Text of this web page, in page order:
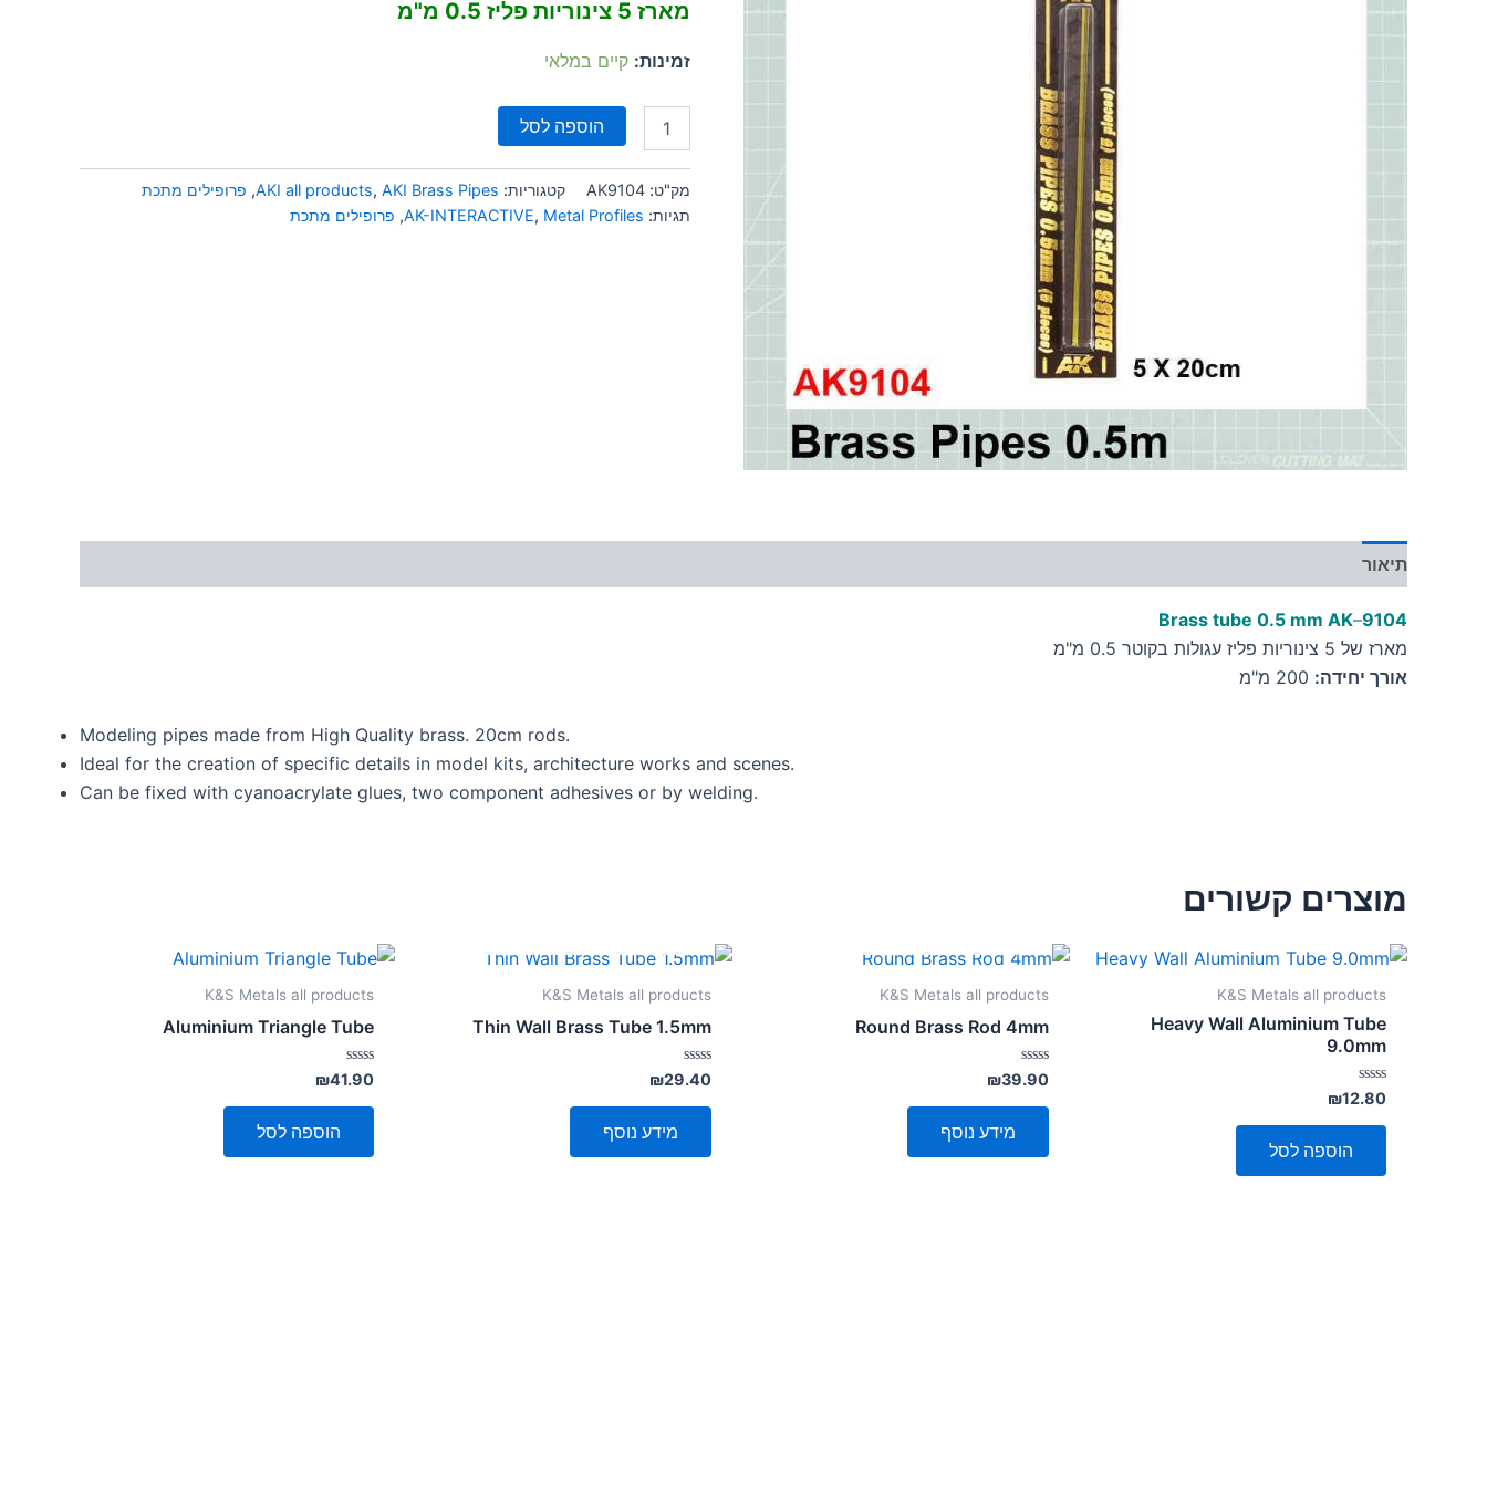
מארז 5 צינוריות פליז 0.5 מ"מ
זמינות: קיים במלאי
הוספה לסל
מק"ט: AK9104 קטגוריות: AKI all products, AKI Brass Pipes
, פרופילים מתכת
תגיות:
AK-INTERACTIVE, Metal Profiles
, פרופילים מתכת
תיאור
Brass tube 0.5 mm AK–9104
מארז של 5 צינוריות פליז עגולות בקוטר 0.5 מ"מ
אורך יחידה:
Modeling pipes made from High Quality brass. 20cm rods.
Ideal for the creation of specific details in model kits, architecture works and scenes.
Can be fixed with cyanoacrylate glues, two component adhesives or by welding.
מוצרים קשורים
K&S Metals all products
Heavy Wall Aluminium Tube
9.0mm
דורג
0
מתוך
₪12.80
הוספה לסל
K&S Metals all products
Round Brass Rod 4mm
דורג
0
מתוך
₪39.90
מידע נוסף
K&S Metals all products
Thin Wall Brass Tube 1.5mm
דורג
0
מתוך
₪29.40
מידע נוסף
K&S Metals all products
Aluminium Triangle Tube
דורג
0
מתוך
₪41.90
הוספה לסל